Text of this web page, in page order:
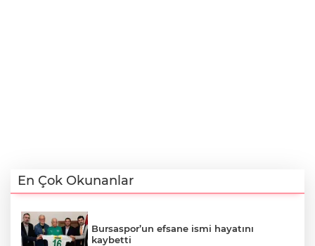
En Çok Okunanlar
Bursaspor’un efsane ismi hayatını
kaybetti